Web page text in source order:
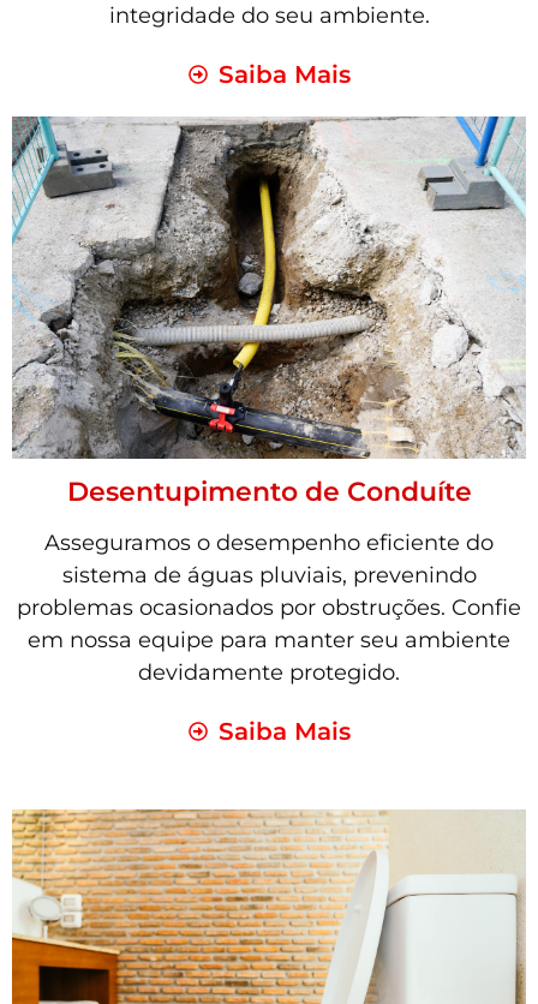
integridade do seu ambiente.
Saiba Mais
Desentupimento de Conduíte
Asseguramos o desempenho eficiente do
sistema de águas pluviais, prevenindo
problemas ocasionados por obstruções. Confie
em nossa equipe para manter seu ambiente
devidamente protegido.
Saiba Mais